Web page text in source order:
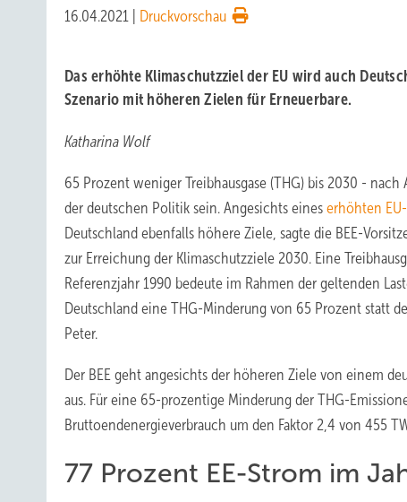
16.04.2021 Druckvorschau
Das erhöhte Klimaschutzziel der EU wird auch
Szenario mit höheren Zielen für Erneuerbare.
Katharina Wolf
65 Prozent weniger Treibhausgase (THG) bis 2030 - nach
der deutschen Politik sein. Angesichts eines erhöhten
Deutschland ebenfalls höhere Ziele, sagte die BEE-
zur Erreichung der Klimaschutzziele 2030. Eine
Referenzjahr 1990 bedeute im Rahmen der geltenden
Deutschland eine THG-Minderung von 65 Prozent statt
Peter.
Der BEE geht angesichts der höheren Ziele von einem
aus. Für eine 65-prozentige Minderung der THG-
Bruttoendenergieverbrauch um den Faktor 2,4 von 455
77 Prozent EE-Strom im